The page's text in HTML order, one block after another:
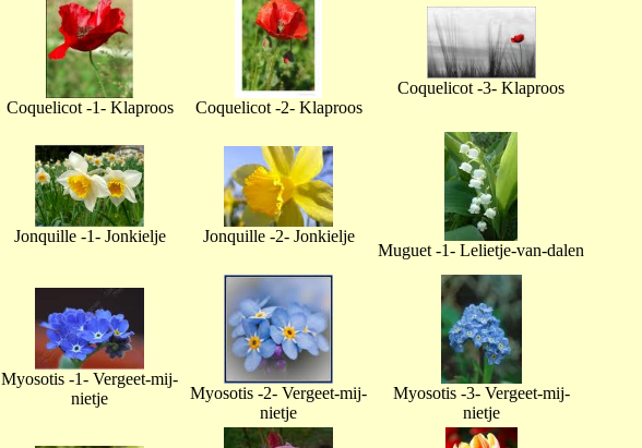
Coquelicot -1- Klaproos Coquelicot -2- Klaproos
Coquelicot -3- Klaproos
Jonquille -1- Jonkielje Jonquille -2- Jonkielje
Muguet -1- Lelietje-van-dalen
Myosotis -1- Vergeet-mij-
nietje
Myosotis -2- Vergeet-mij-
nietje
Myosotis -3- Vergeet-mij-
nietje